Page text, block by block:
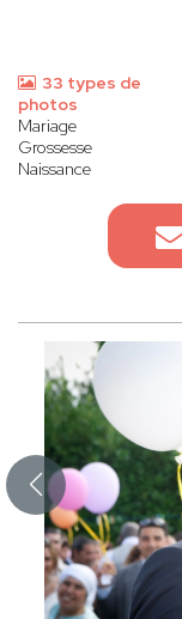
33 types de
photos
Mariage
Grossesse
Naissance